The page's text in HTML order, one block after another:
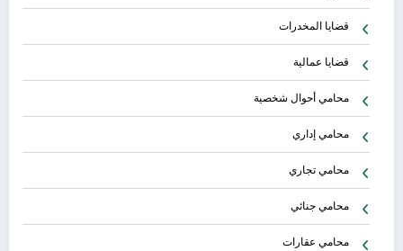
قضايا المخدرات
قضايا عمالية
محامي أحوال شخصية
محامي إداري
محامي تجاري
محامي جنائي
محامي عقارات